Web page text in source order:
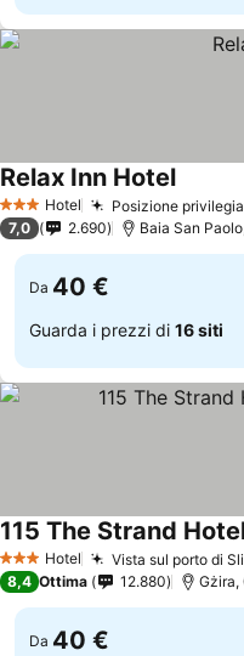
3 StelleHotel Posizione
Relax Inn Hotel
7,0 2.690 Baia San
Da 40 €
Guarda i prezzi di 16 siti
3 StelleHotel Vista sul porto di
115 The Strand
8,4 Ottima 12.880 Gżira,
Da 40 €